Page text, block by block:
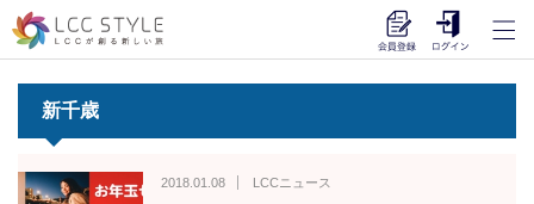
新千歳
2018.01.08 LCCニュース